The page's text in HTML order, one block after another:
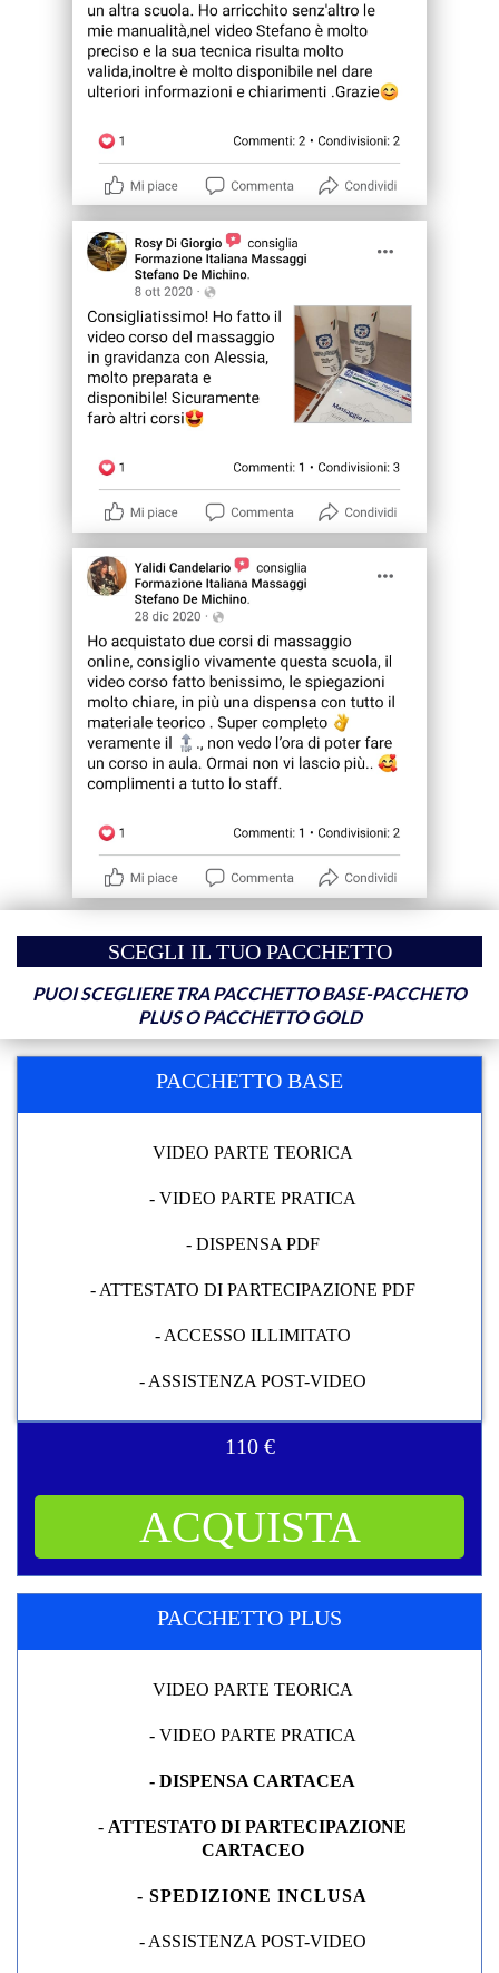
SCEGLI IL TUO PACCHETTO
PUOI SCEGLIERE TRA PACCHETTO BASE-PACCHETO
PLUS O PACCHETTO GOLD
PACCHETTO BASE
VIDEO PARTE TEORICA
- VIDEO PARTE PRATICA
- DISPENSA PDF
- ATTESTATO DI PARTECIPAZIONE PDF
- ACCESSO ILLIMITATO
- ASSISTENZA POST-VIDEO
110 €
ACQUISTA
PACCHETTO PLUS
VIDEO PARTE TEORICA
- VIDEO PARTE PRATICA
- DISPENSA CARTACEA
- ATTESTATO DI PARTECIPAZIONE
CARTACEO
- SPEDIZIONE INCLUSA
- ASSISTENZA POST-VIDEO